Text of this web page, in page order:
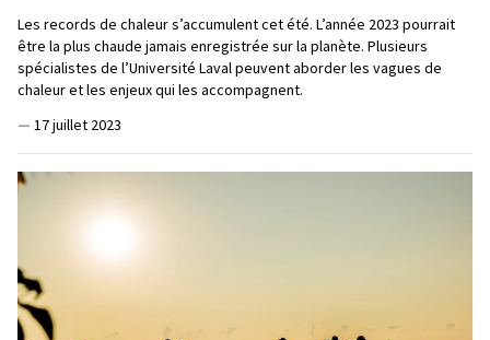
Les records de chaleur s’accumulent cet été. L’année 2023 pourrait
être la plus chaude jamais enregistrée sur la planète. Plusieurs
spécialistes de l’Université Laval peuvent aborder les vagues de
chaleur et les enjeux qui les accompagnent.
— 17 juillet 2023